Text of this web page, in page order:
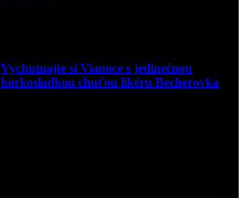
Vychutnajte si Vianoce s jedinečnou
horkosladkou chuťou likéru Becherovka